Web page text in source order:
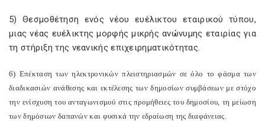
5) Θεσμοθέτηση ενός νέου ευέλικτου εταιρικού τύπου,
μιας νέας ευέλικτης μορφής μικρής ανώνυμης εταιρίας για
τη στήριξη της νεανικής επιχειρηματικότητας.
6) Επέκταση των ηλεκτρονικών πλειστηριασμών σε όλο το φάσμα των
διαδικασιών ανάθεσης και εκτέλεσης των δημοσίων συμβάσεων με στόχο
την ενίσχυση του ανταγωνισμού στις προμήθειες του δημοσίου, τη μείωση
των δημόσιων δαπανών και φυσικά την εδραίωση της διαφάνειας.